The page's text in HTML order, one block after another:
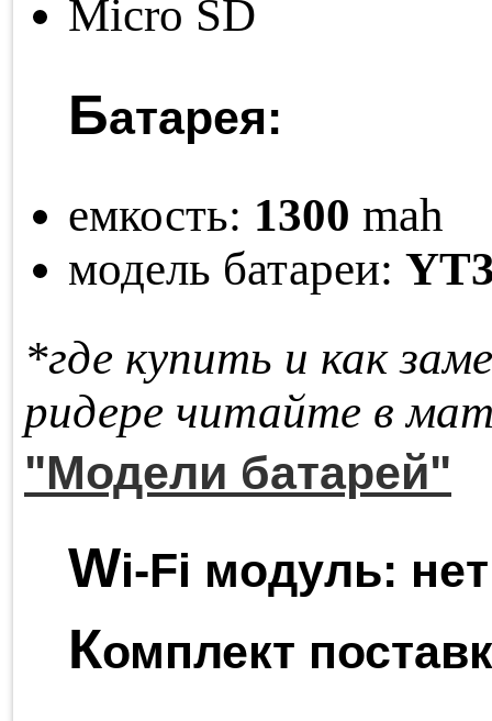
Micro SD
Батарея:
емкость: 1300 mah
модель батареи:
*где купить и как
ри­де­ре чи­тай­те в
"Модели батарей"
Wi-Fi модуль: нет
Комплект